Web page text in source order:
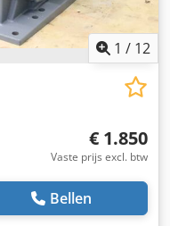
1 / 12
€ 1.850
Vaste prijs excl. btw
Bellen